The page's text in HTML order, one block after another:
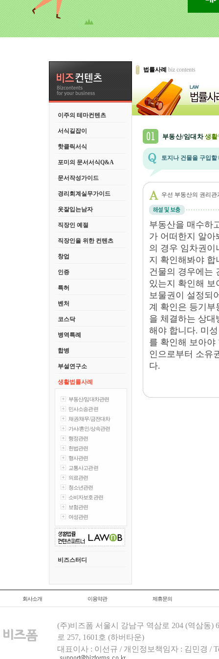
이주의 테마컨텐츠
서식길잡이
핫클릭서식
포미의 문서서식Q&A
문서작성가이드
경리회계실무가이드
옷잘입는남자
직장인 예절
직장인을 위한 컨텐츠
창업
인증
특허
벤처
코스닥
병역특례
합병
부설연구소
생활법률사례
부동산/임대차관련
민사소송관련
채권/채무/금전대차
가사/혼인/상속관련
행정관련
헌법관련
형사관련
교통사고관련
의료관련
청소년관련
소비자보호관련
보험관련
여성관련
비즈스터디
법률사례 biz contents
부동산/임대차생
토지나 건물을 구입
우선 부동산의 권리
부동산을 매수하
가 어떠한지 알
의 경우 임차권
지 확인해봐야 합
건물의 경우에는
있는지 확인해
보물권이 설정되
계 확인은 등기부
을 체결하는 상
해야 합니다. 미
를 확인해 보아
인으로부터 소유
다.
회사소개 이용약관 제휴문의
(주)비즈폼 서울시 강남구 역삼로 204 (역삼동)
로 257, 1601호 (하버타운)
대표이사 : 이선규 / 개인정보책임자 : 김민경 /